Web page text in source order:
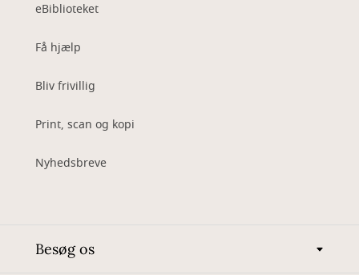
eBiblioteket
Få hjælp
Bliv frivillig
Print, scan og kopi
Nyhedsbreve
Besøg os